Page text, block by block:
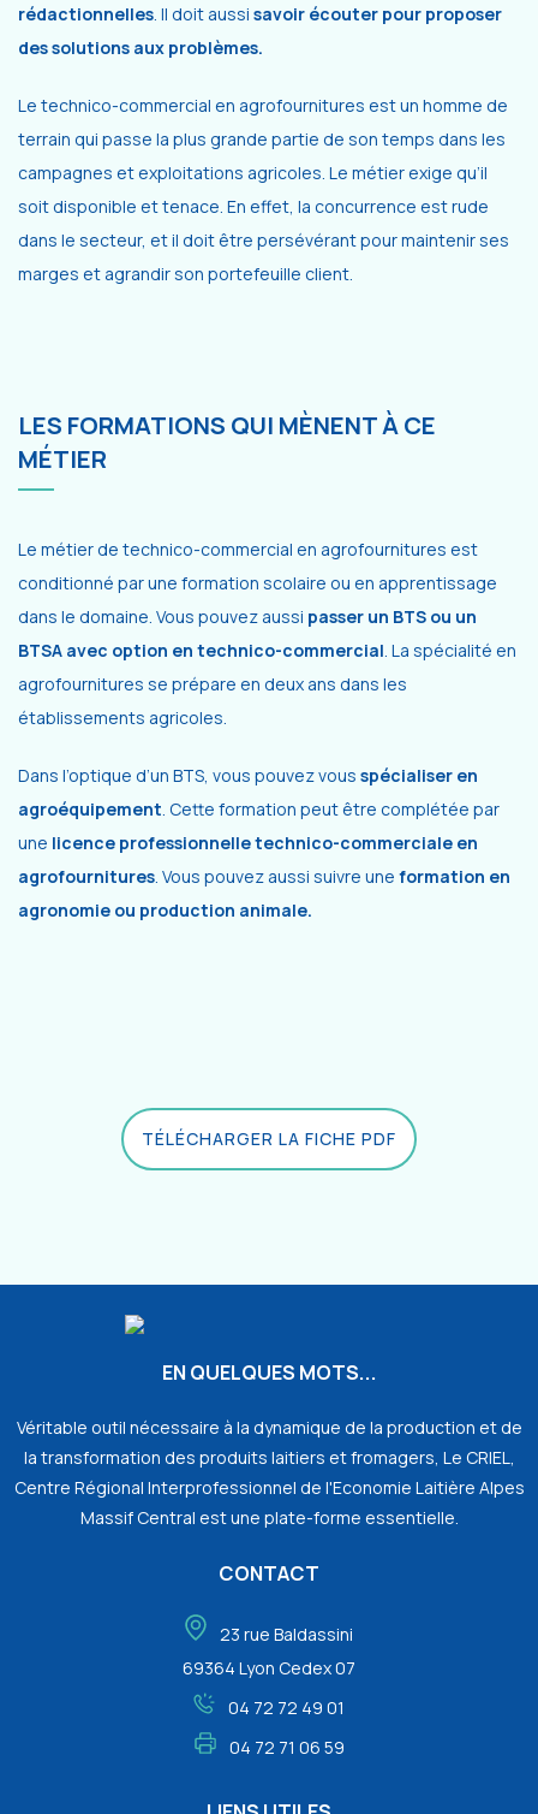
rédactionnelles . Il doit aussi savoir écouter pour proposer
des solutions aux problèmes.
Le technico-commercial en agrofournitures est un homme de
terrain qui passe la plus grande partie de son temps dans les
campagnes et exploitations agricoles. Le métier exige qu’il
soit disponible et tenace. En effet, la concurrence est rude
dans le secteur, et il doit être persévérant pour maintenir ses
marges et agrandir son portefeuille client.
LES FORMATIONS QUI MÈNENT À CE
MÉTIER
Le métier de technico-commercial en agrofournitures est
conditionné par une formation scolaire ou en apprentissage
dans le domaine. Vous pouvez aussi passer un BTS ou un
BTSA avec option en technico-commercial . La spécialité en
agrofournitures se prépare en deux ans dans les
établissements agricoles.
Dans l’optique d’un BTS, vous pouvez vous spécialiser en
agroéquipement . Cette formation peut être complétée par
une licence professionnelle technico-commerciale en
agrofournitures . Vous pouvez aussi suivre une formation en
agronomie ou production animale.
TÉLÉCHARGER LA FICHE PDF
EN QUELQUES MOTS...
Véritable outil nécessaire à la dynamique de la production et de
la transformation des produits laitiers et fromagers, Le CRIEL,
Centre Régional Interprofessionnel de l'Economie Laitière Alpes
Massif Central est une plate-forme essentielle.
CONTACT
23 rue Baldassini
69364 Lyon Cedex 07
04 72 72 49 01
04 72 71 06 59